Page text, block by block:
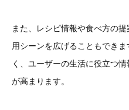
また、レシピ情報や食べ方の
用シーンを広げることもでき
く、ユーザーの生活に役立つ
が高まります。